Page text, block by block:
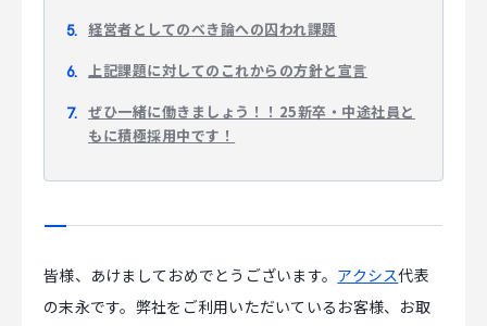
記事掲載
社長ブログ
CAREER
経営者としてのべき論への囚われ課題
上記課題に対してのこれからの方針と宣言
ぜひ一緒に働きましょう！！25新卒・中途社員と
もに積極採用中です！
皆様、あけましておめでとうございます。 アクシス代表
の末永です。弊社をご利用いただいているお客様、お取